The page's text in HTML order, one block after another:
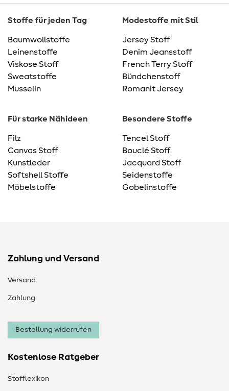
Stoffe für jeden Tag
Baumwollstoffe
Leinenstoffe
Viskose Stoff
Sweatstoffe
Musselin
Modestoffe mit Stil
Jersey Stoff
Denim Jeansstoff
French Terry Stoff
Bündchenstoff
Romanit Jersey
Für starke Nähideen
Filz
Canvas Stoff
Kunstleder
Softshell Stoffe
Möbelstoffe
Besondere Stoffe
Tencel Stoff
Bouclé Stoff
Jacquard Stoff
Seidenstoffe
Gobelinstoffe
Zahlung und Versand
Versand
Zahlung
Bestellung widerrufen
Kostenlose Ratgeber
Stofflexikon